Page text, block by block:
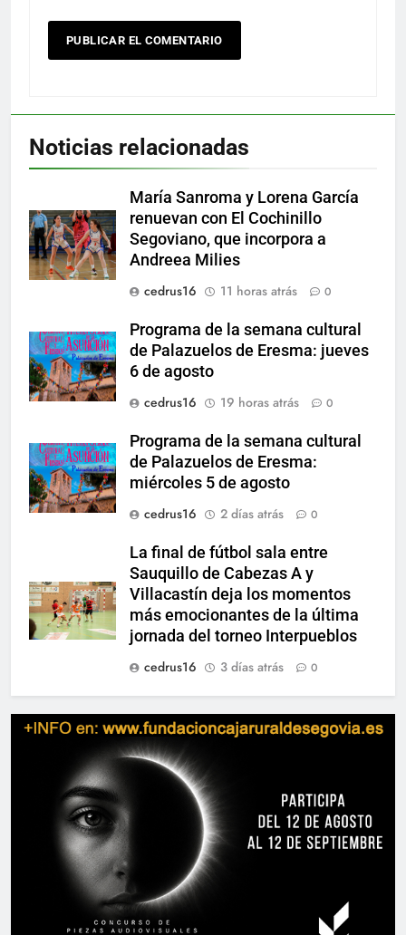
Noticias relacionadas
María Sanroma y Lorena García
renuevan con El Cochinillo
Segoviano, que incorpora a
Andreea Milies
cedrus16
11 horas atrás 0
Programa de la semana cultural
de Palazuelos de Eresma: jueves
6 de agosto
cedrus16
19 horas atrás 0
Programa de la semana cultural
de Palazuelos de Eresma:
miércoles 5 de agosto
cedrus16
2 días atrás 0
La final de fútbol sala entre
Sauquillo de Cabezas A y
Villacastín deja los momentos
más emocionantes de la última
jornada del torneo Interpueblos
cedrus16
3 días atrás 0